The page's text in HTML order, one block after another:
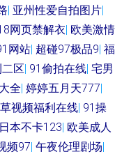
| 亚州性爱自拍图片|
网页禁解衣| 欧美激情
网站| 超碰97极品9| 福
区| 91偷拍在线| 宅男
全| 婷婷五月天777|
视频福利在线| 91操
日本不卡123| 欧美成人
频97| 午夜伦理剧场|